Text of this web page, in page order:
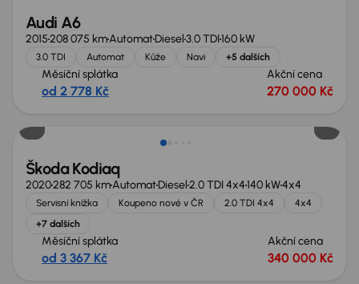
Audi A6
2015208 075 kmAutomatDiesel3.0 TDI160 kW
3.0 TDI Automat Kůže Navi +5 dalších
Měsíční splátka
od 2 778 Kč
Akční cena
270 000 Kč
Škoda Kodiaq
2020282 705 kmAutomatDiesel2.0 TDI 4x4140 kW4x4
Servisní knížka Koupeno nové v ČR 2.0 TDI 4x4
4x4
+7 dalších
Měsíční splátka
od 3 367 Kč
Akční cena
340 000 Kč
Možnost odpočtu DPH